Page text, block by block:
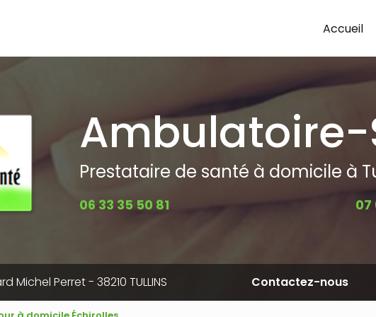
Accueil
Prestataire de santé à domicile à
06 33 35 50 81 07
Michel Perret - 38210 TULLINS Contactez-nous